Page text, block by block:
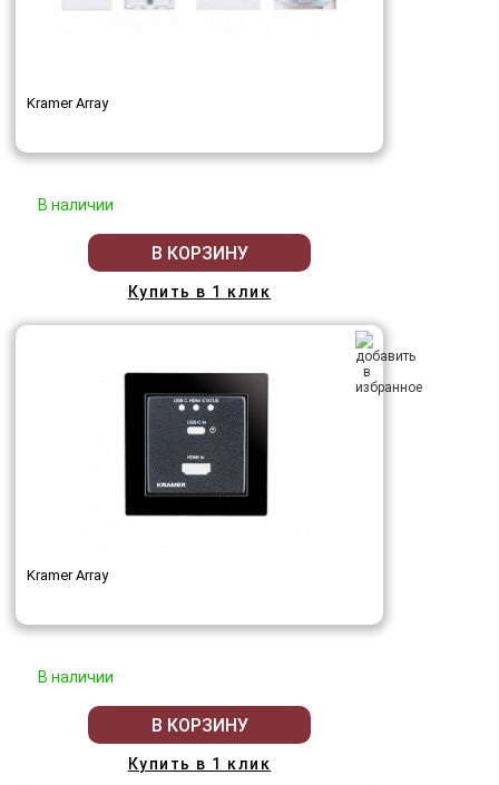
Kramer Array
В наличии
В КОРЗИНУ
Купить в 1 клик
Kramer Array
В наличии
В КОРЗИНУ
Купить в 1 клик